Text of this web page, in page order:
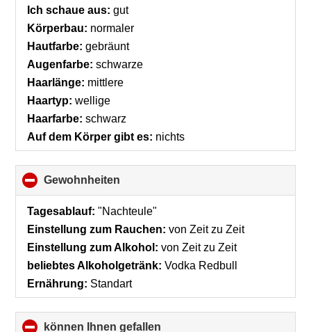
Ich schaue aus: gut
Körperbau: normaler
Hautfarbe: gebräunt
Augenfarbe: schwarze
Haarlänge: mittlere
Haartyp: wellige
Haarfarbe: schwarz
Auf dem Körper gibt es: nichts
Gewohnheiten
to
collapse
Tagesablauf: "Nachteule"
Einstellung zum Rauchen: von Zeit zu Zeit
Einstellung zum Alkohol: von Zeit zu Zeit
beliebtes Alkoholgetränk: Vodka Redbull
Ernährung: Standart
können Ihnen gefallen